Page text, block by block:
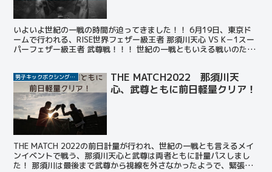
いよいよ世紀の一戦の時間が迫ってきました！！ 6月19日、東京ド
ームで行われる、RISE世界フェザー級王者 那須川天心 VS K－1スー
パーフェザー級王者 武尊戦！！！ 世紀の一戦ともいえる戦いのため
男子キックボクシング選手
THE MATCH2022 那須川天
心、武尊ともに前日軽量クリア！
THE MATCH 2022の前日計量が行われ、世紀の一戦とも言えるメイ
ンイベントで戦う、那須川天心と武尊は両者ともに計量パスしまし
た！ 那須川は最後まで武尊から視線を外さなかったようで、緊張の